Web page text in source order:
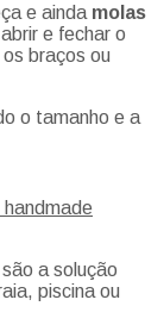
e ainda molas
e fechar o
braços ou
o tamanho e a
a solução
piscina ou